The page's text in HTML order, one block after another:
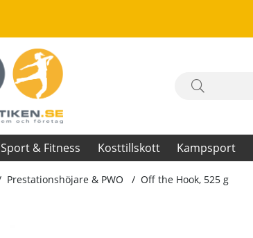
Sport & Fitness Kosttillskott Kampsport
Prestationshöjare & PWO Off the Hook, 525 g